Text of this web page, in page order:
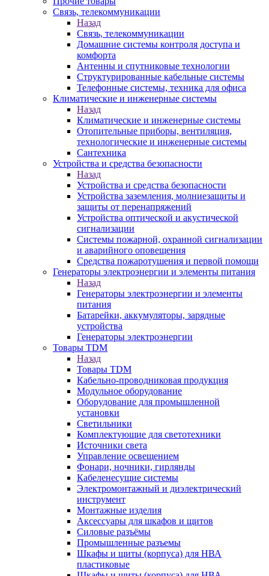
Связь, телекоммуникации
Назад
Связь, телекоммуникации
Домашние системы контроля доступа и
комфорта
Антенны и спутниковые технологии
Структурированные кабельные системы
Телефонные системы, техника для офиса
Климатические и инженерные системы
Назад
Климатические и инженерные системы
Отопительные приборы, вентиляция,
технологические и инженерные системы
Сантехника
Устройства и средства безопасности
Назад
Устройства и средства безопасности
Устройства заземления, молниезащиты и
защиты от перенапряжений
Устройства оптической и акустической
сигнализации
Системы пожарной, охранной сигнализации
и аварийного оповещения
Средства пожаротушения и первой помощи
Генераторы электроэнергии и элементы питания
Назад
Генераторы электроэнергии и элементы
питания
Батарейки, аккумуляторы, зарядные
устройства
Генераторы электроэнергии
Товары TDM
Назад
Товары TDM
Кабельно-проводниковая продукция
Модульное оборудование
Оборудование для промышленной
установки
Светильники
Комплектующие для светотехники
Источники света
Управление освещением
Фонари, ночники, гирлянды
Кабеленесущие системы
Электромонтажный и диэлектрический
инструмент
Монтажные изделия
Аксессуары для шкафов и щитов
Силовые разъёмы
Промышленные разъемы
Шкафы и щиты (корпуса) для НВА
пластиковые